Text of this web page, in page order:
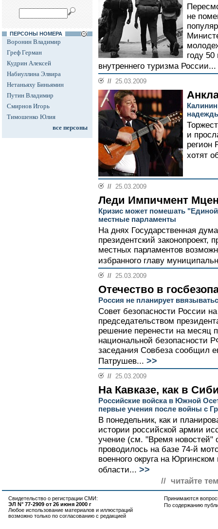
ПЕРСОНЫ НОМЕРА
Воронин Владимир
Греф Герман
Кудрин Алексей
Набиуллина Элвира
Нетаньяху Биньямин
Путин Владимир
Смирнов Игорь
Тимошенко Юлия
все персоны
не
году
внутреннего туризма России...
// 25.03.2009
и
регион
хотят
// 25.03.2009
Леди Импичмент
Кризис может помешать
местные парламенты
На днях Государственная
президентский
местных парламентов
избранного главу
// 25.03.2009
Отечество в
Россия не планирует
Совет безопасности России
председательством
решение перенести на месяц
национальной безопасности
заседания Совбеза сообщил
Патрушев... >>
// 25.03.2009
На Кавказе, как в
Российские войска в Южной
первые учения после войны с
В понедельник, как и
истории российской армии
учение (см. "Время новостей"
проводилось на базе 74-й
военного округа на
области... >>
// читайте
Свидетельство о регистрации СМИ:
ЭЛ N° 77-2909 от 26 июня 2000 г
Любое использование материалов и иллюстраций
возможно только по согласованию с редакцией
Принимаются
По содержанию